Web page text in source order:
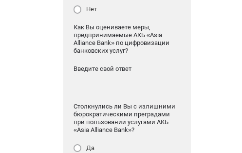
Нет
Как Вы оцениваете меры,
предпринимаемые АКБ «Asia
Alliance Bank» по цифровизации
банковских услуг?
Введите свой ответ
Столкнулись ли Вы с излишними
бюрократическими преградами
при пользовании услугами АКБ
«Asia Alliance Bank»?
Да